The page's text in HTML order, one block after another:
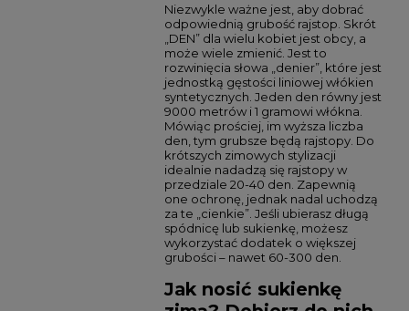
Niezwykle ważne jest, aby dobrać
odpowiednią grubość rajstop. Skrót
„DEN” dla wielu kobiet jest obcy, a
może wiele zmienić. Jest to
rozwinięcia słowa „denier”, które jest
jednostką gęstości liniowej włókien
syntetycznych. Jeden den równy jest
9000 metrów i 1 gramowi włókna.
Mówiąc prościej, im wyższa liczba
den, tym grubsze będą rajstopy. Do
krótszych zimowych stylizacji
idealnie nadadzą się rajstopy w
przedziale 20-40 den. Zapewnią
one ochronę, jednak nadal uchodzą
za te „cienkie”. Jeśli ubierasz długą
spódnicę lub sukienkę, możesz
wykorzystać dodatek o większej
grubości – nawet 60-300 den.
Jak nosić sukienkę